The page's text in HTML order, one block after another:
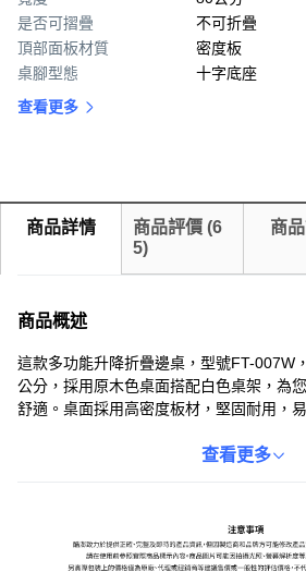
是否可摺疊
不可折疊
頂部面板材質
密度板
桌腳型態
十字底座
查看更多
商品詳情 商品評價 (6
5)
商
商品概述
這款多功能升降折疊邊桌，型號FT-007W
公分，採用原木色桌面搭配白色桌架，為
舒適。桌面採用高密度板材，堅固耐用，
是在沙發旁、床邊或辦公室，都能輕鬆找
查看更多